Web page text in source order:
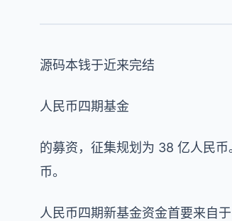
源码本钱于近来完结
人民币四期基金
的募资，征集规划为 38 亿人民
币。
人民币四期新基金资金首要来自